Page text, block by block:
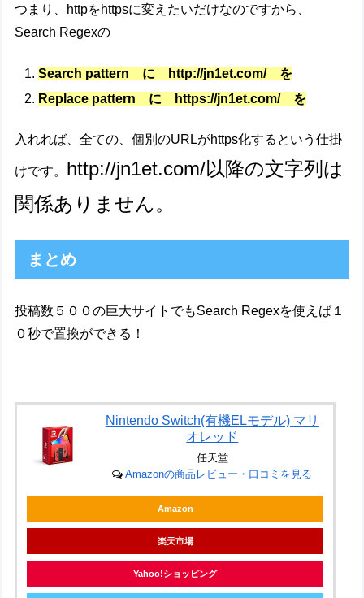
つまり、httpをhttpsに変えたいだけなのですから、
Search Regexの
Search pattern に http://jn1et.com/ を
Replace pattern に https://jn1et.com/ を
入れれば、全ての、個別のURLがhttps化するという仕掛
けです。 http://jn1et.com/以降の文字列は
関係ありません。
まとめ
投稿数５００の巨大サイトでもSearch Regexを使えば１
０秒で置換ができる！
Nintendo Switch(有機ELモデル) マリ
オレッド
任天堂
Amazonの商品レビュー・口コミを見る
Amazon
楽天市場
Yahoo!ショッピング